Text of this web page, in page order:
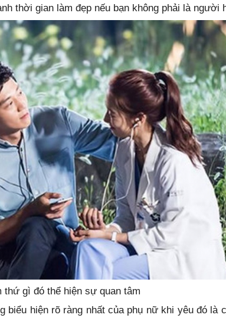
thời gian làm đẹp nếu bạn không phải là người
thứ gì đó thể hiện sự quan tâm
biểu hiện rõ ràng nhất của phụ nữ khi yêu đó là